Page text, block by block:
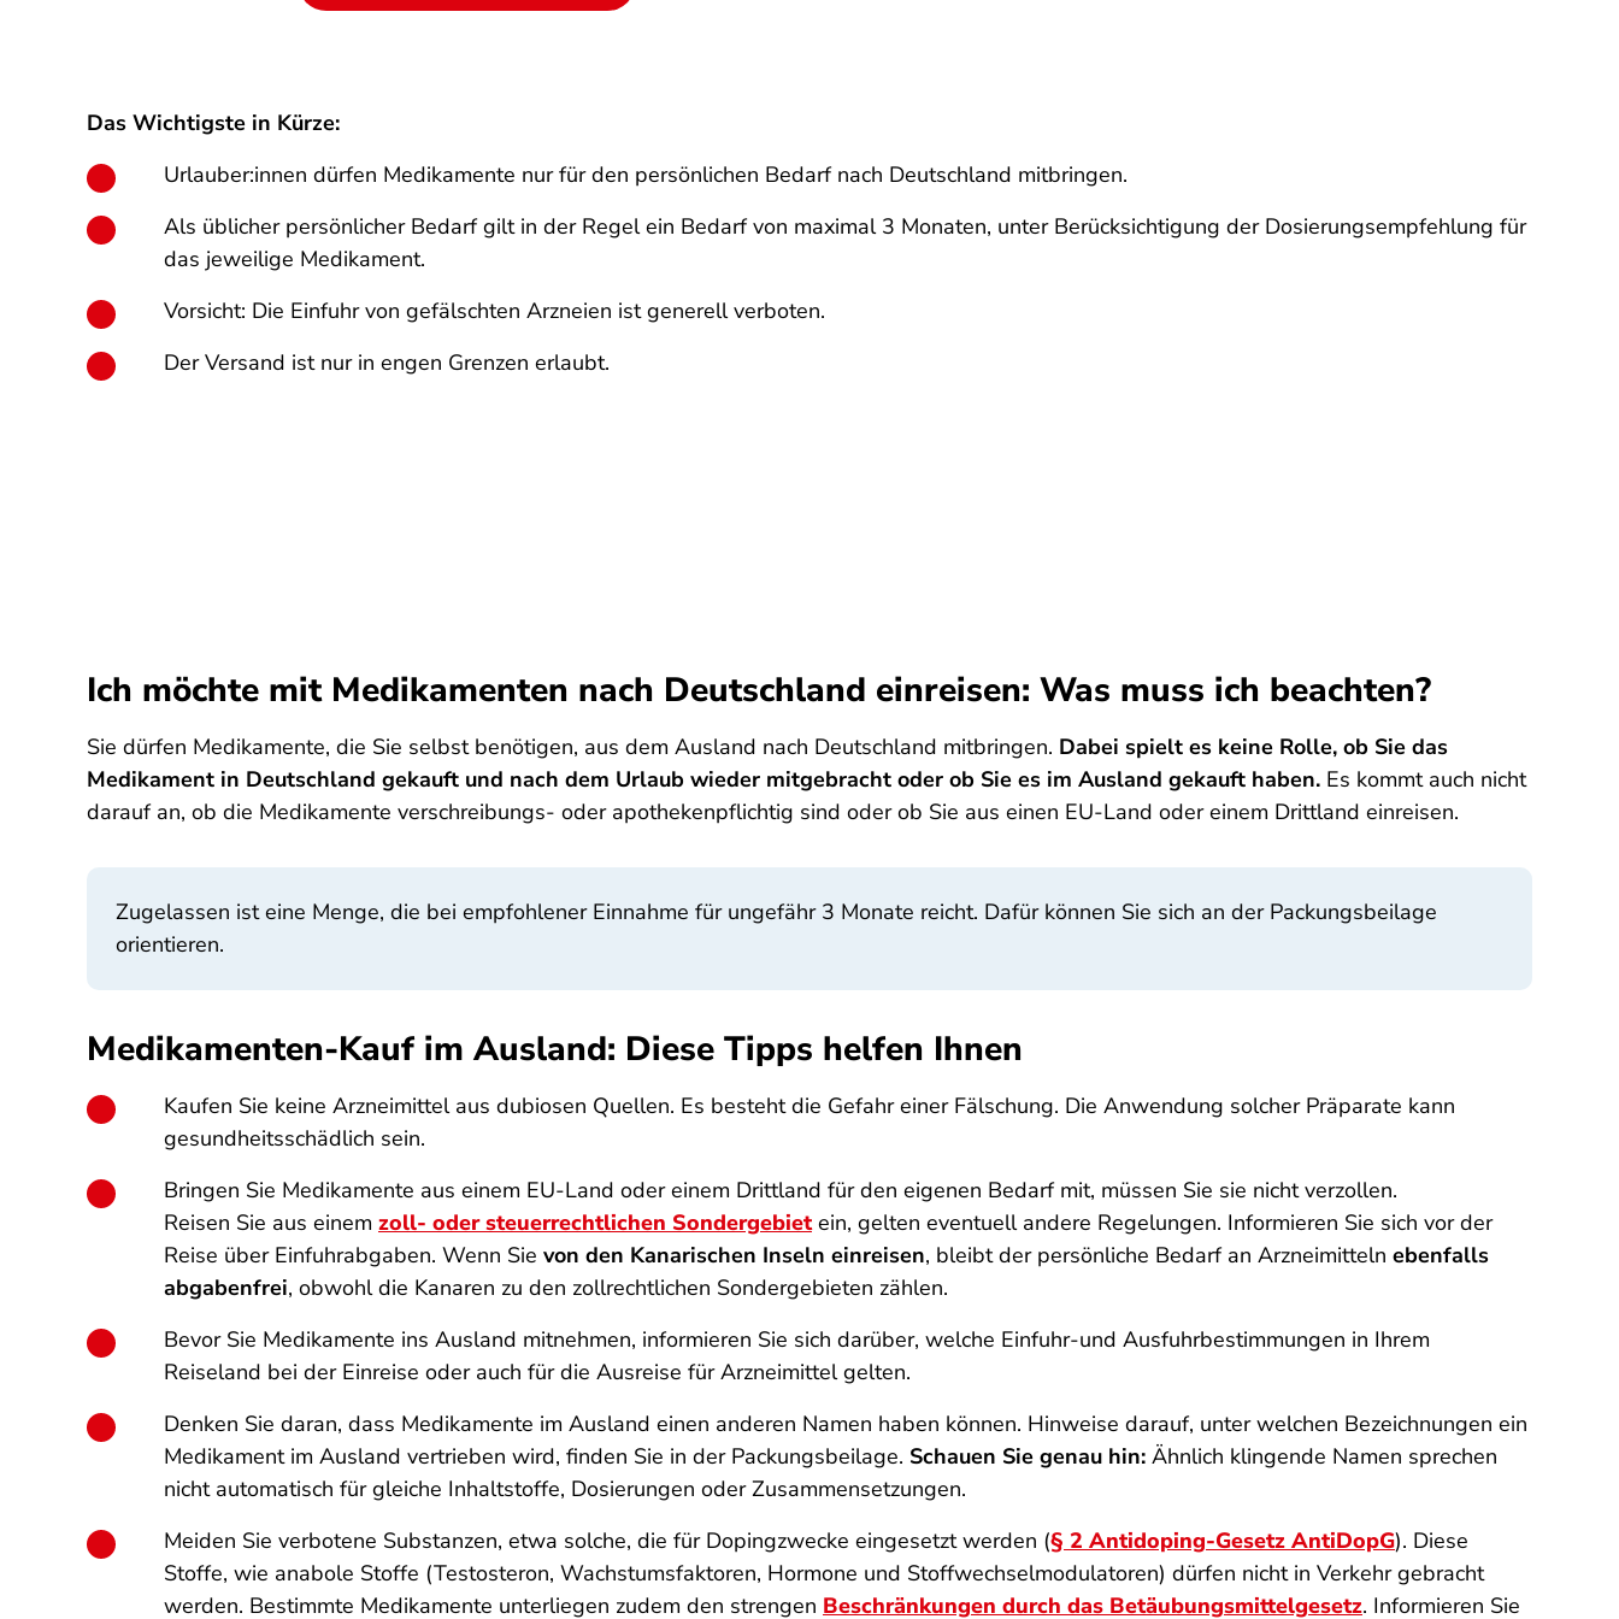
Das Wichtigste in Kürze:
Urlauber:innen dürfen Medikamente nur für den persönlichen Bedarf nach Deutschland mitbringen.
Als üblicher persönlicher Bedarf gilt in der Regel ein Bedarf von maximal 3 Monaten, unter Berücksichtigung der Dosierungsempfehlung für
das jeweilige Medikament.
Vorsicht: Die Einfuhr von gefälschten Arzneien ist generell verboten.
Der Versand ist nur in engen Grenzen erlaubt.
Ich möchte mit Medikamenten nach Deutschland einreisen: Was muss ich beachten?
Sie dürfen Medikamente, die Sie selbst benötigen, aus dem Ausland nach Deutschland mitbringen. Dabei spielt es keine Rolle, ob Sie das
Medikament in Deutschland gekauft und nach dem Urlaub wieder mitgebracht oder ob Sie es im Ausland gekauft haben. Es kommt auch nicht
darauf an, ob die Medikamente verschreibungs- oder apothekenpflichtig sind oder ob Sie aus einen EU-Land oder einem Drittland einreisen.
Zugelassen ist eine Menge, die bei empfohlener Einnahme für ungefähr 3 Monate reicht. Dafür können Sie sich an der Packungsbeilage
orientieren.
Medikamenten-Kauf im Ausland: Diese Tipps helfen Ihnen
Kaufen Sie keine Arzneimittel aus dubiosen Quellen. Es besteht die Gefahr einer Fälschung. Die Anwendung solcher Präparate kann
gesundheitsschädlich sein.
Bringen Sie Medikamente aus einem EU-Land oder einem Drittland für den eigenen Bedarf mit, müssen Sie sie nicht verzollen.
Reisen Sie aus einem zoll- oder steuerrechtlichen Sondergebietein, gelten eventuell andere Regelungen. Informieren Sie sich vor der
Reise über Einfuhrabgaben. Wenn Sie von den Kanarischen Inseln einreisen, bleibt der persönliche Bedarf an Arzneimitteln ebenfalls
abgabenfrei, obwohl die Kanaren zu den zollrechtlichen Sondergebieten zählen.
Bevor Sie Medikamente ins Ausland mitnehmen, informieren Sie sich darüber, welche Einfuhr-und Ausfuhrbestimmungen in Ihrem
Reiseland bei der Einreise oder auch für die Ausreise für Arzneimittel gelten.
Denken Sie daran, dass Medikamente im Ausland einen anderen Namen haben können. Hinweise darauf, unter welchen Bezeichnungen ein
Medikament im Ausland vertrieben wird, finden Sie in der Packungsbeilage. Schauen Sie genau hin: Ähnlich klingende Namen sprechen
nicht automatisch für gleiche Inhaltstoffe, Dosierungen oder Zusammensetzungen.
Meiden Sie verbotene Substanzen, etwa solche, die für Dopingzwecke eingesetzt werden (§ 2 Antidoping-Gesetz AntiDopG). Diese
Stoffe, wie anabole Stoffe (Testosteron, Wachstumsfaktoren, Hormone und Stoffwechselmodulatoren) dürfen nicht in Verkehr gebracht
werden. Bestimmte Medikamente unterliegen zudem den strengen Beschränkungen durch das Betäubungsmittelgesetz. Informieren Sie